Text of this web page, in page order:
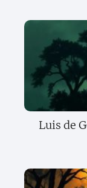
Luis de